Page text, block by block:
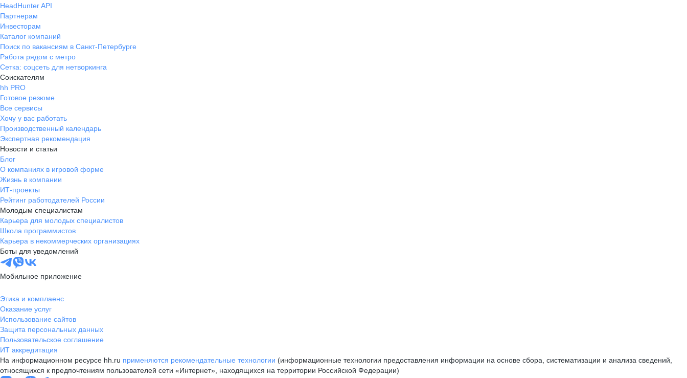
HeadHunter API
Партнерам
Инвесторам
Каталог компаний
Поиск по вакансиям в Санкт-Петербурге
Работа рядом с метро
Сетка: соцсеть для нетворкинга
Соискателям
hh PRO
Готовое резюме
Все сервисы
Хочу у вас работать
Производственный календарь
Экспертная рекомендация
Новости и статьи
Блог
О компаниях в игровой форме
Жизнь в компании
ИТ-проекты
Рейтинг работодателей России
Молодым специалистам
Карьера для молодых специалистов
Школа программистов
Карьера в некоммерческих организациях
Боты для уведомлений
Мобильное приложение
Этика и комплаенс
Оказание услуг
Использование сайтов
Защита персональных данных
Пользовательское соглашение
ИТ аккредитация
На информационном ресурсе hh.ru применяются рекомендательные технологии (информационные технологии предоставления информации на основе сбора, систематизации и анализа сведений,
относящихся к предпочтениям пользователей сети «Интернет», находящихся на территории Российской Федерации)